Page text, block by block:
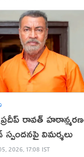
ప్రదీప్ రావత్
స్పందనపై విమర్శలు
2026, 17:08 IST